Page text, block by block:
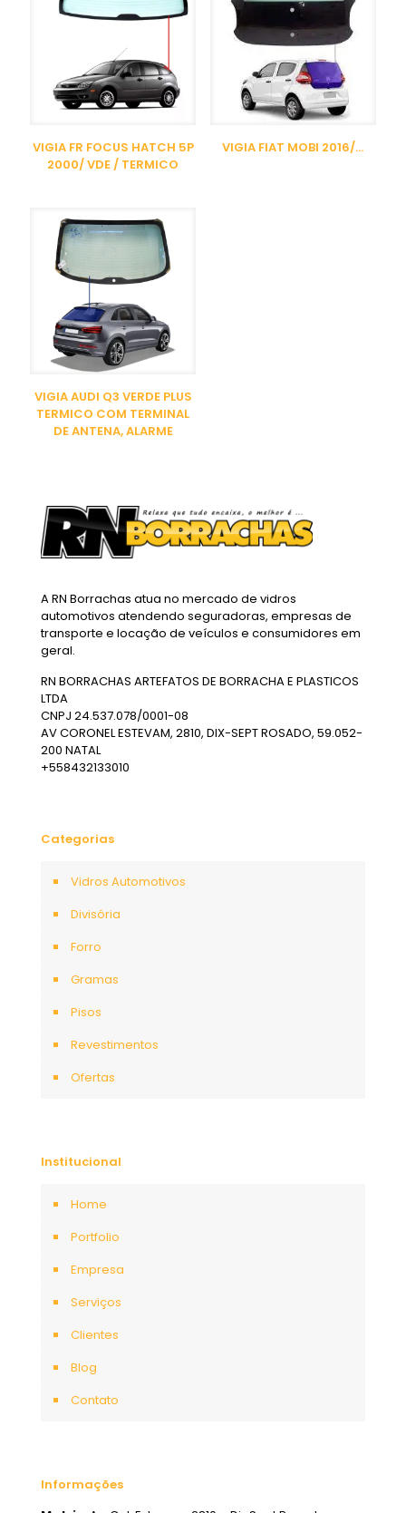
VIGIA FR FOCUS HATCH 5P
2000/ VDE / TERMICO
VIGIA FIAT MOBI 2016/…
VIGIA AUDI Q3 VERDE PLUS
TERMICO COM TERMINAL
DE ANTENA, ALARME
A RN Borrachas atua no mercado de vidros
automotivos atendendo seguradoras, empresas de
transporte e locação de veículos e consumidores em
geral.
RN BORRACHAS ARTEFATOS DE BORRACHA E PLASTICOS
LTDA
CNPJ 24.537.078/0001-08
AV CORONEL ESTEVAM, 2810, DIX-SEPT ROSADO, 59.052-
200 NATAL
+558432133010
Categorias
Vidros Automotivos
Divisória
Forro
Gramas
Pisos
Revestimentos
Ofertas
Institucional
Home
Portfolio
Empresa
Serviços
Clientes
Blog
Contato
Informações